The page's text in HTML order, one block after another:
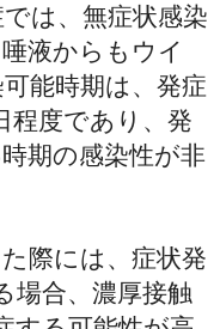
は、無症状感染
液からもウイ
能時期は、発症
程度であり、発
期の感染性が非
際には、症状発
場合、濃厚接触